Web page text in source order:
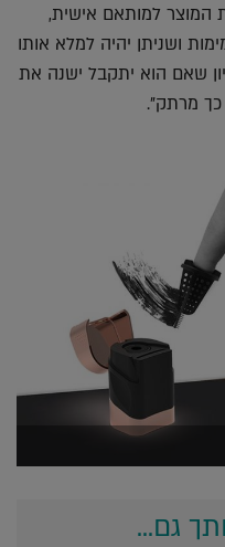
המוצר למותאם אישית,
ושניתן יהיה למלא אותו
שאם הוא יתקבל ישנה את
כך מרתק".
גם...